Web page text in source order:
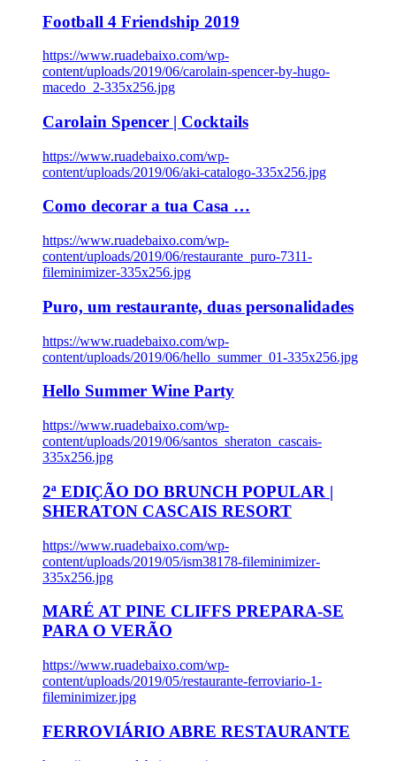
Football 4 Friendship 2019
https://www.ruadebaixo.com/wp-
content/uploads/2019/06/carolain-spencer-by-hugo-
macedo_2-335x256.jpg
Carolain Spencer | Cocktails
https://www.ruadebaixo.com/wp-
content/uploads/2019/06/aki-catalogo-335x256.jpg
Como decorar a tua Casa …
https://www.ruadebaixo.com/wp-
content/uploads/2019/06/restaurante_puro-7311-
fileminimizer-335x256.jpg
Puro, um restaurante, duas personalidades
https://www.ruadebaixo.com/wp-
content/uploads/2019/06/hello_summer_01-335x256.jpg
Hello Summer Wine Party
https://www.ruadebaixo.com/wp-
content/uploads/2019/06/santos_sheraton_cascais-
335x256.jpg
2ª EDIÇÃO DO BRUNCH POPULAR |
SHERATON CASCAIS RESORT
https://www.ruadebaixo.com/wp-
content/uploads/2019/05/ism38178-fileminimizer-
335x256.jpg
MARÉ AT PINE CLIFFS PREPARA-SE
PARA O VERÃO
https://www.ruadebaixo.com/wp-
content/uploads/2019/05/restaurante-ferroviario-1-
fileminimizer.jpg
FERROVIÁRIO ABRE RESTAURANTE